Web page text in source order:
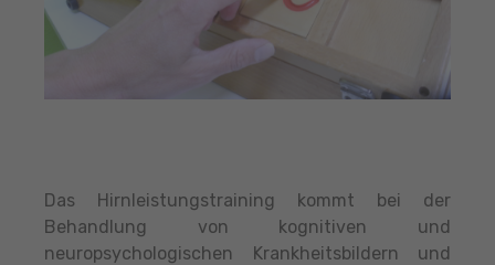
Das Hirnleistungstraining kommt bei der
Behandlung von kognitiven und
neuropsychologischen Krankheitsbildern und